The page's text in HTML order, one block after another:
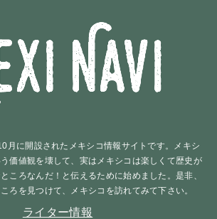
月に開設されたメキシコ情報サイトです。メキシ
価値観を壊して、実はメキシコは楽しくて歴史が
ころなんだ！と伝えるために始めました。是非、
ろを見つけて、メキシコを訪れてみて下さい。
ライター情報